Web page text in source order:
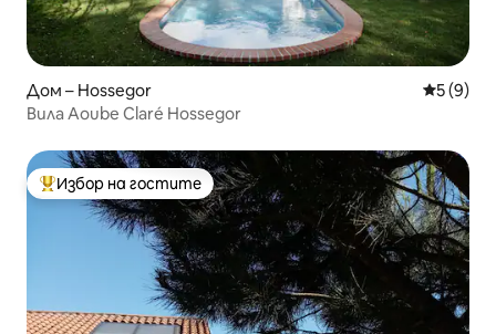
Дом – Hossegor Средна
5 (9)
Вила Aoube Claré Hossegor
Най-популярен избор на гостите
Избор на гостите